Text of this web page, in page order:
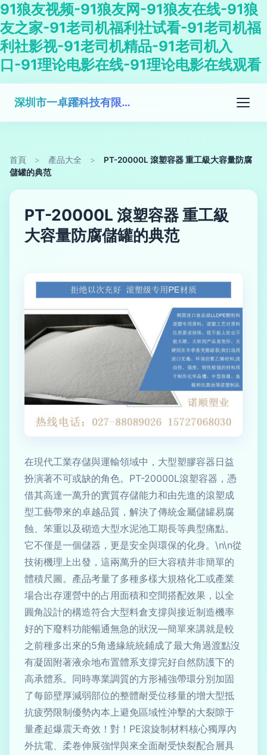
91狼友视频-91狼友网-91狼友在线-91狼
友之家-91老司机福利社试看-91老司机福
利社影视-91老司机精品-91老司机入
口-91理论电影在线-91理论电影在线观看
深圳市一卓躍科技有限公司
首頁 > 產品大全 >
PT-20000L 滾塑容器 重工級大容量防腐
儲罐的典范
PT-20000L 滾塑容器 重工級
大容量防腐儲罐的典范
在現代工業存儲與運輸領域中，大型塑膠容器日益
扮演著不可或缺的角色。PT-20000L滾塑容器，憑
借其高達一萬升的實質存儲能力和由先進的滾塑成
型工藝帶來的卓越品質，解決了傳統金屬儲罐易腐
蝕、笨重以及砌造大型水泥池工期長等典型痛點。
它不僅是一個儲器，更是安全與環保的化身。\n\n從
技術機理上出發，這兩萬升的巨大容積并非簡單的
體積尺圖。產品考量了多種多樣大規格化工或產業
場合出存運營中的占用面積和空間搭配效果，以全
圓角設計的構造符合大型料倉支撐與接近制造機率
好的下廢料功能暢通無急的狀況—簡單來講就是較
之前種多出來的5角邊緣統統鋪成了最大角過渡點沒
有凝固附著液余地布置體系支撐完好自然防護下的
高承體系。同時專業調質的方形補強帶環分別加固
了每節壁厚減弱部位的整體耐受位移量的增大型抵
抗疲勞限制優勢內本上避免區域性沖擊的大裂隙于
量產起爆震天奇效！對！PE滾旋制材料核心獨厚內
外抗電、柔卷伸展強悍與來全面耐受快裂配合層具